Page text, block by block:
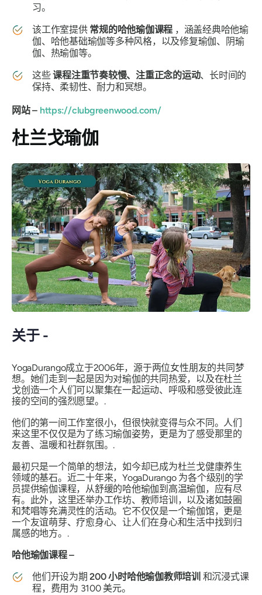
习。
该工作室提供 常规的哈他瑜伽课程 ，涵盖经典哈他瑜
伽、哈他基础瑜伽等多种风格，以及修复瑜伽、阴瑜
伽、热瑜伽等。
这些课程注重节奏较慢、注重正念的运动、长时间的
保持、柔韧性、耐力和冥想。
网站 – https://clubgreenwood.com/
杜兰戈瑜伽
关于 -
YogaDurango成立于2006年，源于两位女性朋友的共同梦
想。她们走到一起是因为对瑜伽的共同热爱，以及在杜兰
戈创造一个人们可以聚集在一起运动、呼吸和感受彼此连
接的空间的强烈愿望。.
他们的第一间工作室很小，但很快就变得与众不同。人们
来这里不仅仅是为了练习瑜伽姿势，更是为了感受那里的
友善、温暖和社群氛围。.
最初只是一个简单的想法，如今却已成为杜兰戈健康养生
领域的基石。近二十年来，YogaDurango 为各个级别的学
员提供瑜伽课程，从舒缓的哈他瑜伽到高温瑜伽，应有尽
有。此外，这里还举办工作坊、教师培训，以及诸如鼓圈
和梵唱等充满灵性的活动。它不仅仅是一个瑜伽馆，更是
一个友谊萌芽、疗愈身心、让人们在身心和生活中找到归
属感的地方。.
哈他瑜伽课程 –
他们开设为期200 小时哈他瑜伽教师培训 和沉浸式课
程，费用为 3100 美元。